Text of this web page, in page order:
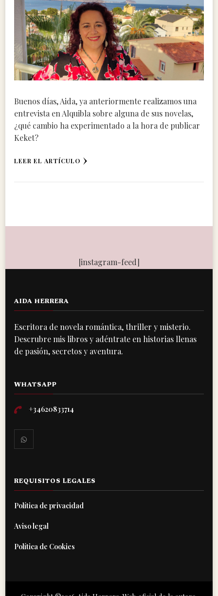
Buenos días, Aida, ya anteriormente realizamos una
entrevista en Alquibla sobre alguna de sus novelas,
¿qué cambio ha experimentado a la hora de publicar
Keket?
LEER EL ARTÍCULO
[instagram-feed]
AIDA HERRERA
Escritora de novela romántica, thriller y misterio.
Descrubre mis libros y adéntrate en historias llenas
de pasión, secretos y aventura.
WHATSAPP
+34620833714
REQUISITOS LEGALES
Política de privacidad
Aviso legal
Política de Cookies